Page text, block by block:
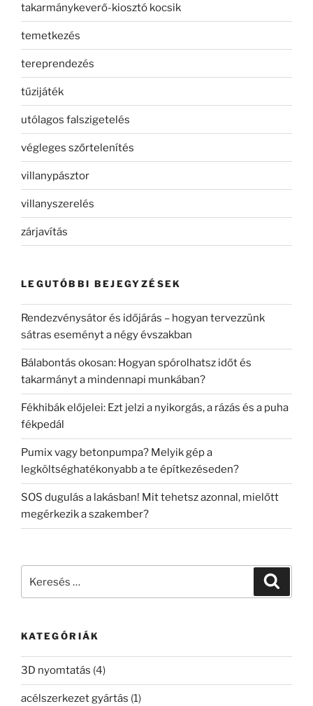
takarmánykeverő-kiosztó kocsik
temetkezés
tereprendezés
tűzijáték
utólagos falszigetelés
végleges szőrtelenítés
villanypásztor
villanyszerelés
zárjavítás
LEGUTÓBBI BEJEGYZÉSEK
Rendezvénysátor és időjárás – hogyan tervezzünk
sátras eseményt a négy évszakban
Bálabontás okosan: Hogyan spórolhatsz időt és
takarmányt a mindennapi munkában?
Fékhibák előjelei: Ezt jelzi a nyikorgás, a rázás és a puha
fékpedál
Pumix vagy betonpumpa? Melyik gép a
legköltséghatékonyabb a te építkezéseden?
SOS dugulás a lakásban! Mit tehetsz azonnal, mielőtt
megérkezik a szakember?
KATEGÓRIÁK
3D nyomtatás (4)
acélszerkezet gyártás (1)